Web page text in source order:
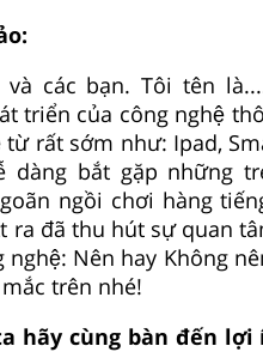
các bạn. Tôi tên
triển của công nghệ
từ rất sớm như: Ipad,
dàng bắt gặp những
ngồi chơi hàng
ra đã thu hút sự quan
Nên hay Không
trên nhé!
hãy cùng bàn đến